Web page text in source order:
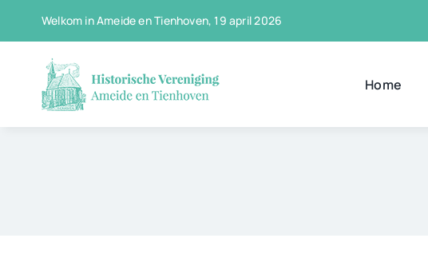
Welkom in Ameide en Tienhoven, 19 april 2026
Home